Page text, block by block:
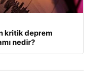
kritik deprem
nedir?